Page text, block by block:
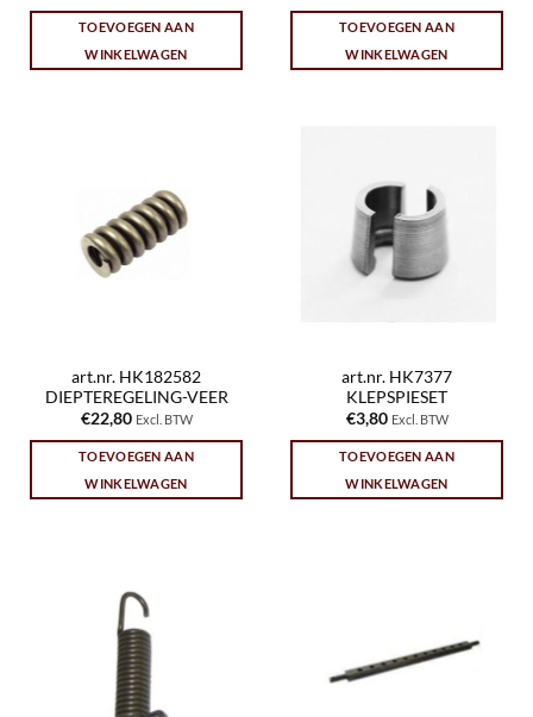
TOEVOEGEN AAN
WINKELWAGEN
TOEVOEGEN AAN
WINKELWAGEN
art.nr. HK182582
DIEPTEREGELING-VEER
€22,80 Excl. BTW
TOEVOEGEN AAN
WINKELWAGEN
art.nr. HK7377
KLEPSPIESET
€3,80 Excl. BTW
TOEVOEGEN AAN
WINKELWAGEN